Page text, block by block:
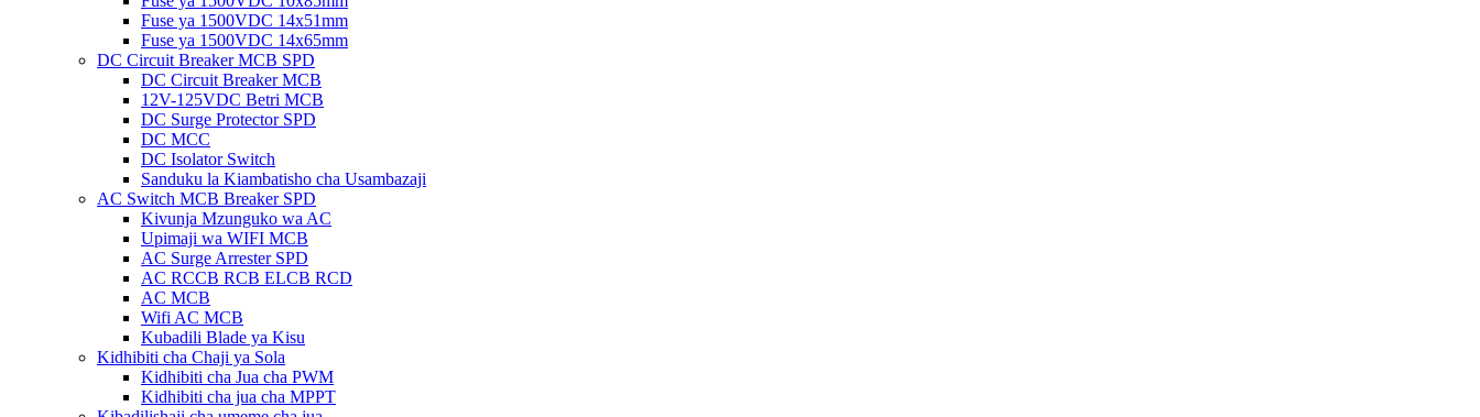
Fuse ya 1500VDC 14x51mm
Fuse ya 1500VDC 14x65mm
DC Circuit Breaker MCB SPD
DC Circuit Breaker MCB
12V-125VDC Betri MCB
DC Surge Protector SPD
DC MCC
DC Isolator Switch
Sanduku la Kiambatisho cha Usambazaji
AC Switch MCB Breaker SPD
Kivunja Mzunguko wa AC
Upimaji wa WIFI MCB
AC Surge Arrester SPD
AC RCCB RCB ELCB RCD
AC MCB
Wifi AC MCB
Kubadili Blade ya Kisu
Kidhibiti cha Chaji ya Sola
Kidhibiti cha Jua cha PWM
Kidhibiti cha jua cha MPPT